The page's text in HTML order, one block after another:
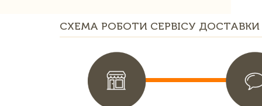
СХЕМА РОБОТИ СЕРВІСУ ДОСТАВКИ